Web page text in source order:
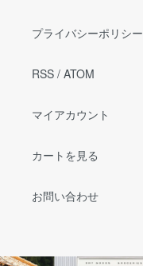
プライバシーポリシー
RSS / ATOM
マイアカウント
カートを見る
お問い合わせ